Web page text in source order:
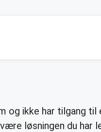
og ikke har tilgang til
løsningen du har